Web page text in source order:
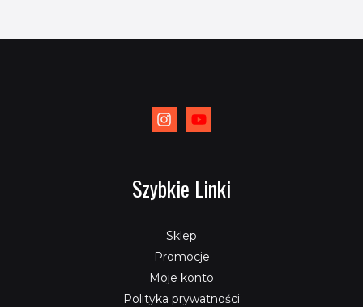
Szybkie Linki
Sklep
Promocje
Moje konto
Polityka prywatności